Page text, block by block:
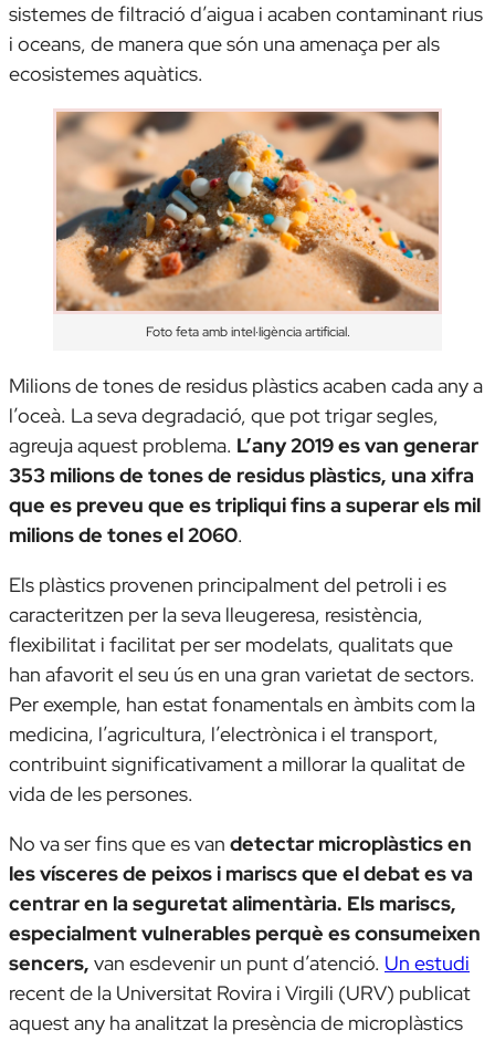
sistemes de filtració d’aigua i acaben contaminant rius
i oceans, de manera que són una amenaça per als
ecosistemes aquàtics.
Foto feta amb intel·ligència artificial.
Milions de tones de residus plàstics acaben cada any a
l’oceà. La seva degradació, que pot trigar segles,
agreuja aquest problema. L’any 2019 es van generar
353 milions de tones de residus plàstics, una xifra
que es preveu que es tripliqui fins a superar els mil
milions de tones el 2060.
Els plàstics provenen principalment del petroli i es
caracteritzen per la seva lleugeresa, resistència,
flexibilitat i facilitat per ser modelats, qualitats que
han afavorit el seu ús en una gran varietat de sectors.
Per exemple, han estat fonamentals en àmbits com la
medicina, l’agricultura, l’electrònica i el transport,
contribuint significativament a millorar la qualitat de
vida de les persones.
No va ser fins que es van detectar microplàstics en
les vísceres de peixos i mariscs que el debat es va
centrar en la seguretat alimentària. Els mariscs,
especialment vulnerables perquè es consumeixen
sencers, van esdevenir un punt d’atenció. Un estudi
recent de la Universitat Rovira i Virgili (URV) publicat
aquest any ha analitzat la presència de microplàstics